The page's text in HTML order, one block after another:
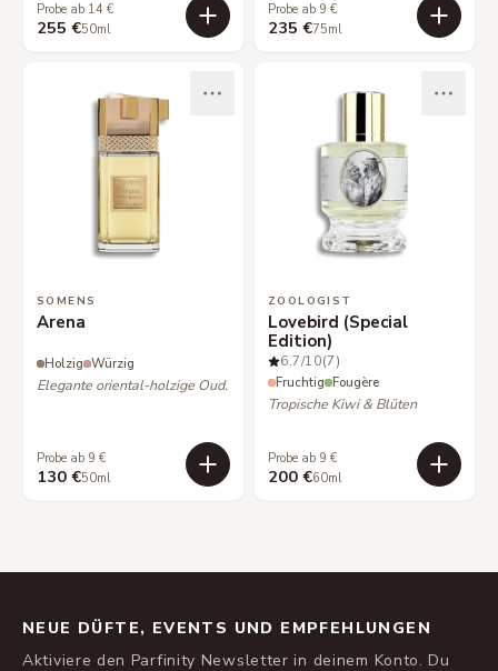
Probe ab 14 €
255 €50ml
Probe ab 9 €
235 €75ml
SOMENS
Arena
Holzig Würzig
Elegante oriental-holzige Oud.
Probe ab 9 €
130 €50ml
ZOOLOGIST
Lovebird (Special
Edition)
6.7/10(7)
Fruchtig Fougère
Tropische Kiwi & Blüten
Probe ab 9 €
200 €60ml
NEUE DÜFTE, EVENTS UND EMPFEHLUNGEN
Aktiviere den Parfinity Newsletter in deinem Konto. Du